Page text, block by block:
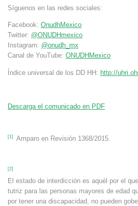
Síguenos en las redes sociales:
Facebook: OnudhMexico
Twitter: @ONUDHmexico
Instagram: @onudh_mx
Canal de YouTube: ONUDHMexico
Índice universal de los DD HH: http://
Descarga el comunicado en PDF
[1] Amparo en Revisión 1368/2015.
[2]
El estado de interdicción es aquél por el
tutriz para las personas mayores de edad
por tener una discapacidad, no pueden